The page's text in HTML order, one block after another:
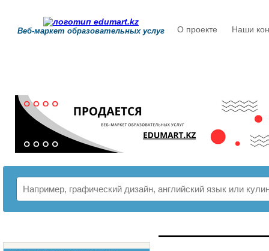
Веб-маркет образовательных услуг О проекте Наши